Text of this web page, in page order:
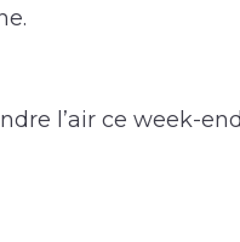
l’air ce week-